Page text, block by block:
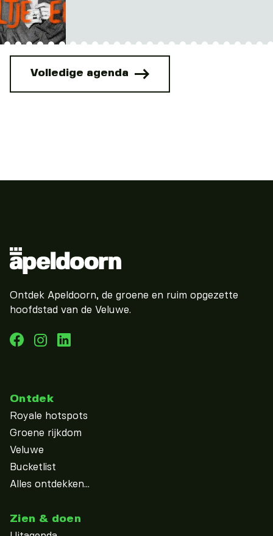
Volledige agenda
Ontdek Apeldoorn, de groene en ruim opgezette
hoofdstad van de Veluwe.
Ontdek
Royale hotspots
Groene rijkdom
Veluwe
Bucketlist
Alles ontdekken...
Zien & doen